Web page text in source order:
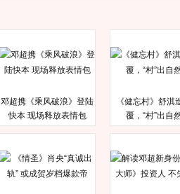
邓超携《乘风破浪》登陆
快本 现场释放表情包
《健忘村》舒淇
覆，“村”出自